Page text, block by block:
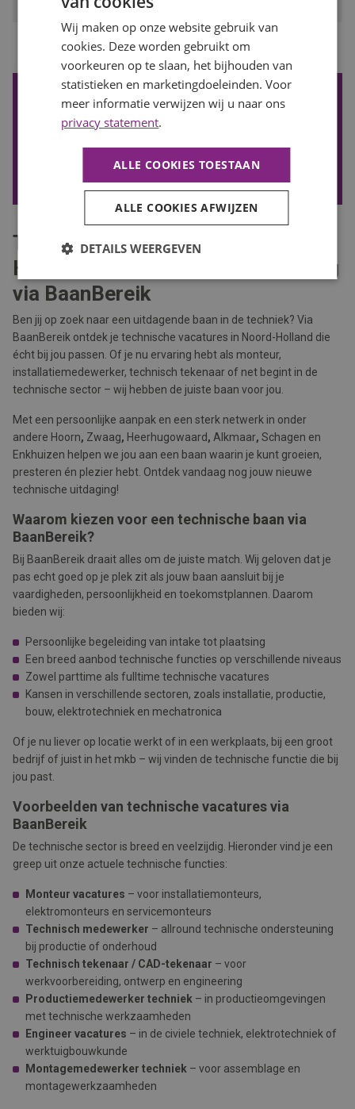
Vorige
1 2 3 4 ... 8
De nieuwste vacatures ontvangen?
Wil je de nieuwste vacatures in je mail ontvangen? Schrijf je
VACATURE ALERT ONTVANGEN
Technische vacatures in Noord-
Holland – Jouw volgende uitdaging
via BaanBereik
Ben jij op zoek naar een uitdagende baan in de techniek? Via
BaanBereik ontdek je technische vacatures in Noord-Holland die
écht bij jou passen. Of je nu ervaring hebt als monteur,
installatiemedewerker, technisch tekenaar of net begint in de
technische sector – wij hebben de juiste baan voor jou.
Met een persoonlijke aanpak en een sterk netwerk in onder
andere Hoorn, Zwaag, Heerhugowaard, Alkmaar, Schagen en
Enkhuizen helpen we jou aan een baan waarin je kunt groeien,
presteren én plezier hebt. Ontdek vandaag nog jouw nieuwe
technische uitdaging!
Waarom kiezen voor een technische baan via
BaanBereik?
Bij BaanBereik draait alles om de juiste match. Wij geloven dat je
pas echt goed op je plek zit als jouw baan aansluit bij je
vaardigheden, persoonlijkheid en toekomstplannen. Daarom
bieden wij:
Persoonlijke begeleiding van intake tot plaatsing
Een breed aanbod technische functies op verschillende niveaus
Zowel parttime als fulltime technische vacatures
Kansen in verschillende sectoren, zoals installatie, productie,
bouw, elektrotechniek en mechatronica
Of je nu liever op locatie werkt of in een werkplaats, bij een groot
bedrijf of juist in het mkb – wij vinden de technische functie die bij
jou past.
Voorbeelden van technische vacatures via
BaanBereik
De technische sector is breed en veelzijdig. Hieronder vind je een
greep uit onze actuele technische functies:
Monteur vacatures – voor installatiemonteurs,
elektromonteurs en servicemonteurs
Technisch medewerker – allround technische ondersteuning
bij productie of onderhoud
Technisch tekenaar / CAD-tekenaar – voor
werkvoorbereiding, ontwerp en engineering
Productiemedewerker techniek – in productieomgevingen
met technische werkzaamheden
Engineer vacatures – in de civiele techniek, elektrotechniek of
werktuigbouwkunde
Montagemedewerker techniek – voor assemblage en
montagewerkzaamheden
Wij maken op onze website gebruik van
cookies. Deze worden gebruikt om
voorkeuren op te slaan, het bijhouden van
statistieken en marketingdoeleinden. Voor
meer informatie verwijzen wij u naar ons
privacy statement.
ALLE COOKIES TOESTAAN
ALLE COOKIES AFWIJZEN
DETAILS WEERGEVEN